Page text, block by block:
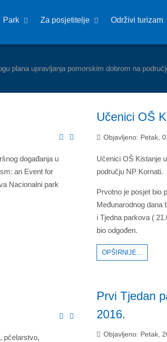
Park Za posjetitelje Održivi turizam
plana upravljanja pomorskim dobrom na
događanja u
an Event for
Nacionalni park
Učenici OŠ
Objavljeno: Petak,
Učenici OŠ Kistanje
području NP Kornati.
Prvotno je posjet bio
Međunarodnog dana
i Tjedna parkova (
bio odgođen.
OPŠIRNIJE...
pčelarstvo,
Prvi Tjedan
2016.
Objavljeno: Petak,